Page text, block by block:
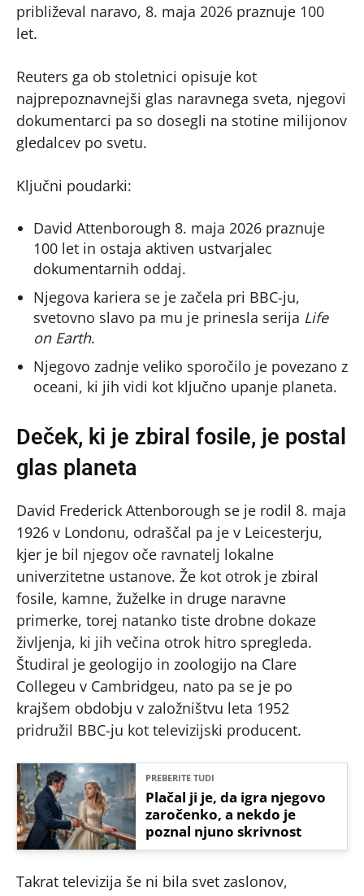
približeval naravo, 8. maja 2026 praznuje 100
let.
Reuters ga ob stoletnici opisuje kot
najprepoznavnejši glas naravnega sveta, njegovi
dokumentarci pa so dosegli na stotine milijonov
gledalcev po svetu.
Ključni poudarki:
David Attenborough 8. maja 2026 praznuje
100 let in ostaja aktiven ustvarjalec
dokumentarnih oddaj.
Njegova kariera se je začela pri BBC-ju,
svetovno slavo pa mu je prinesla serija Life
on Earth.
Njegovo zadnje veliko sporočilo je povezano z
oceani, ki jih vidi kot ključno upanje planeta.
Deček, ki je zbiral fosile, je postal
glas planeta
David Frederick Attenborough se je rodil 8. maja
1926 v Londonu, odraščal pa je v Leicesterju,
kjer je bil njegov oče ravnatelj lokalne
univerzitetne ustanove. Že kot otrok je zbiral
fosile, kamne, žuželke in druge naravne
primerke, torej natanko tiste drobne dokaze
življenja, ki jih večina otrok hitro spregleda.
Študiral je geologijo in zoologijo na Clare
Collegeu v Cambridgeu, nato pa se je po
krajšem obdobju v založništvu leta 1952
pridružil BBC-ju kot televizijski producent.
PREBERITE TUDI
Plačal ji je, da igra njegovo
zaročenko, a nekdo je
poznal njuno skrivnost
Takrat televizija še ni bila svet zaslonov,